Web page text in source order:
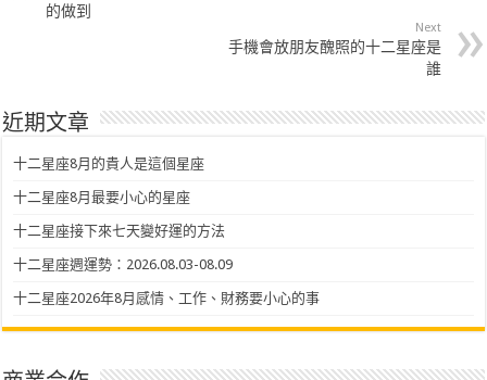
的做到
Next
手機會放朋友醜照的十二星座是
誰
近期文章
十二星座8月的貴人是這個星座
十二星座8月最要小心的星座
十二星座接下來七天變好運的方法
十二星座週運勢：2026.08.03-08.09
十二星座2026年8月感情、工作、財務要小心的事